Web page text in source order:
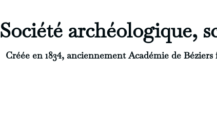
Société archéologique,
Créée en 1834, anciennement Académie de Béziers